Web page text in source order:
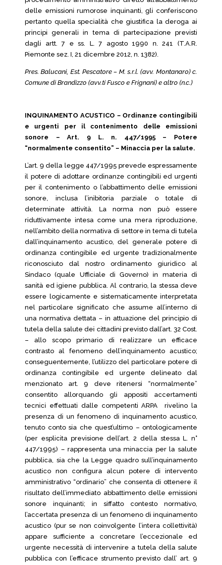
delle emissioni rumorose inquinanti, gli conferiscono
pertanto quella specialità che giustifica la deroga ai
principi generali in tema di partecipazione previsti
dagli artt. 7 e ss. L. 7 agosto 1990 n. 241 (T.A.R.
Piemonte sez. I, 21 dicembre 2012, n. 1382).
Pres. Balucani, Est. Pescatore – M. s.r.l. (avv. Montanaro) c.
Comune di Brandizzo (avv.ti Fusco e Frignani) e altro (n.c.)
INQUINAMENTO ACUSTICO – Ordinanze contingibili
e urgenti per il contenimento delle emissioni
sonore – Art. 9 L. n. 447/1995 – Potere
“normalmente consentito” – Minaccia per la salute.
L’art. 9 della legge 447/1995 prevede espressamente
il potere di adottare ordinanze contingibili ed urgenti
per il contenimento o l’abbattimento delle emissioni
sonore, inclusa l’inibitoria parziale o totale di
determinate attività. La norma non può essere
riduttivamente intesa come una mera riproduzione,
nell’ambito della normativa di settore in tema di tutela
dall’inquinamento acustico, del generale potere di
ordinanza contingibile ed urgente tradizionalmente
riconosciuto dal nostro ordinamento giuridico al
Sindaco (quale Ufficiale di Governo) in materia di
sanità ed igiene pubblica. Al contrario, la stessa deve
essere logicamente e sistematicamente interpretata
nel particolare significato che assume all’interno di
una normativa dettata – in attuazione del principio di
tutela della salute dei cittadini previsto dall’art. 32 Cost.
– allo scopo primario di realizzare un efficace
contrasto al fenomeno dell’inquinamento acustico;
conseguentemente, l’utilizzo del particolare potere di
ordinanza contingibile ed urgente delineato dal
menzionato art. 9 deve ritenersi “normalmente”
consentito allorquando gli appositi accertamenti
tecnici effettuati dalle competenti ARPA rivelino la
presenza di un fenomeno di inquinamento acustico,
tenuto conto sia che quest’ultimo – ontologicamente
(per esplicita previsione dell’art. 2 della stessa L. n°
447/1995) – rappresenta una minaccia per la salute
pubblica, sia che la Legge quadro sull’inquinamento
acustico non configura alcun potere di intervento
amministrativo “ordinario” che consenta di ottenere il
risultato dell’immediato abbattimento delle emissioni
sonore inquinanti; in siffatto contesto normativo,
l’accertata presenza di un fenomeno di inquinamento
acustico (pur se non coinvolgente l’intera collettività)
appare sufficiente a concretare l’eccezionale ed
urgente necessità di intervenire a tutela della salute
pubblica con l’efficace strumento previsto dall’ art. 9